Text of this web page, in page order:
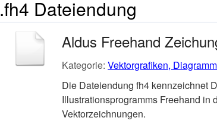
.fh4 Dateiendung
Aldus Freehand
Kategorie:Vektorgrafiken,
Die Dateiendung fh4 kennzeichnet
Illustrationsprogramms Freehand in
Vektorzeichnungen.